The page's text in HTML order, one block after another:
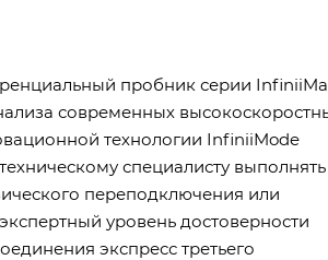
пробник серии
современных
технологии InfiniiMode
специалисту выполнять
переподключения или
уровень достоверности
экспресс третьего